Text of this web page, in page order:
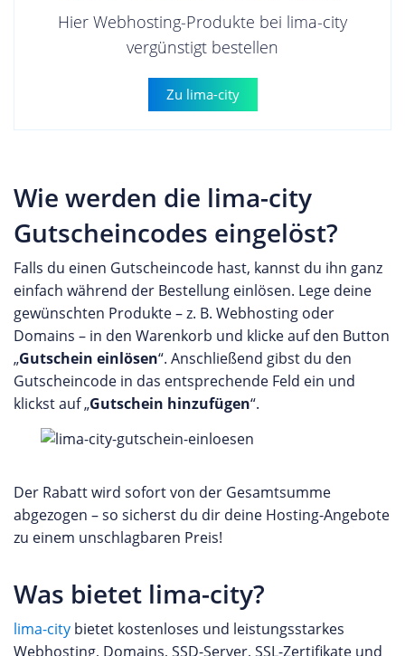
Hier Webhosting-Produkte bei lima-city
vergünstigt bestellen
Zu lima-city
Wie werden die lima-city
Gutscheincodes eingelöst?
Falls du einen Gutscheincode hast, kannst du ihn ganz
einfach während der Bestellung einlösen. Lege deine
gewünschten Produkte – z. B. Webhosting oder
Domains – in den Warenkorb und klicke auf den Button
„Gutschein einlösen“. Anschließend gibst du den
Gutscheincode in das entsprechende Feld ein und
klickst auf „Gutschein hinzufügen“.
Der Rabatt wird sofort von der Gesamtsumme
abgezogen – so sicherst du dir deine Hosting-Angebote
zu einem unschlagbaren Preis!
Was bietet lima-city?
lima-city bietet kostenloses und leistungsstarkes
Webhosting, Domains, SSD-Server, SSL-Zertifikate und